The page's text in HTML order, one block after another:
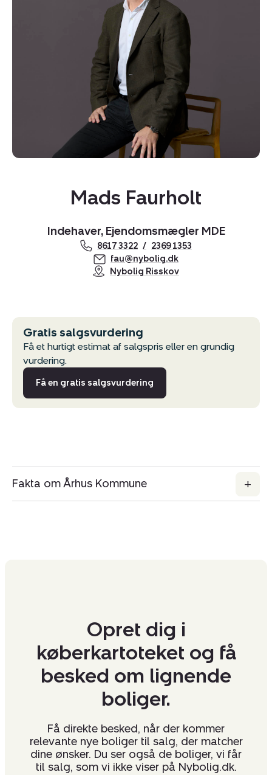
Mads Faurholt
Indehaver, Ejendomsmægler MDE
8617 3322
2369 1353
fau@nybolig.dk
Nybolig Risskov
Gratis salgsvurdering
Få et hurtigt estimat af salgspris eller en grundig
vurdering.
Få en gratis salgsvurdering
Fakta om Århus Kommune
Opret dig i
køberkartoteket og få
besked om lignende
boliger.
Få direkte besked, når der kommer
relevante nye boliger til salg, der matcher
dine ønsker. Du ser også de boliger, vi får
til salg, som vi ikke viser på Nybolig.dk.
Kopier link